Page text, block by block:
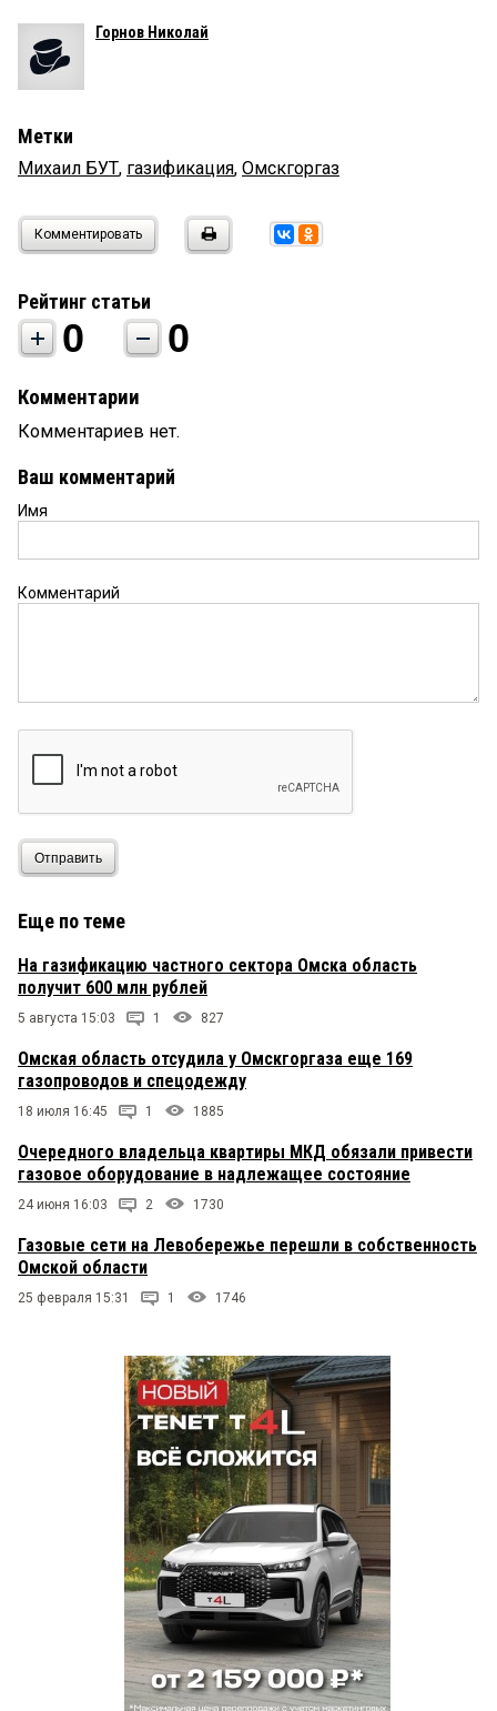
Горнов Николай
Метки
Михаил БУТ, газификация, Омскгоргаз
Комментировать
Рейтинг статьи
0 0
Комментарии
Комментариев нет.
Ваш комментарий
Имя
Комментарий
Отправить
Еще по теме
На газификацию частного сектора Омска область
получит 600 млн рублей
5 августа 15:03 1 827
Омская область отсудила у Омскгоргаза еще 169
газопроводов и спецодежду
18 июля 16:45 1 1885
Очередного владельца квартиры МКД обязали привести
газовое оборудование в надлежащее состояние
24 июня 16:03 2 1730
Газовые сети на Левобережье перешли в собственность
Омской области
25 февраля 15:31 1 1746